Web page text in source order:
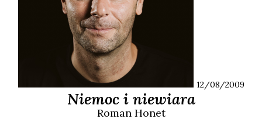
12/08/2009
Niemoc i niewiara
Roman Honet